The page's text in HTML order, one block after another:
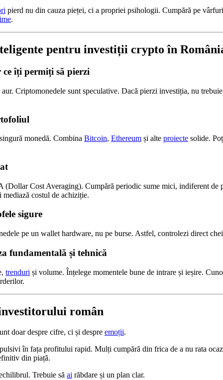
pierd nu din cauza pieței, ci a propriei psihologii. Cumpără pe
.
pentru investiții crypto în
ce îți permiți să pierzi
aur. Criptomonedele sunt speculative. Dacă pierzi investiția, nu
monedă. Combina Bitcoin, Ethereum și alte proiecte solide.
(Dollar Cost Averaging). Cumpără periodic sume mici, indiferent de
mediază costul de achiziție.
sigure
pe un wallet hardware, nu pe burse. Astfel, controlezi direct
fundamentală și tehnică
trenduri și volume. Înțelege momentele bune de intrare și ieșire.
român
doar despre cifre, ci și despre emoții.
în fața profitului rapid. Mulți cumpără din frica de a nu rata
din piață.
Trebuie să ai răbdare și un plan clar.